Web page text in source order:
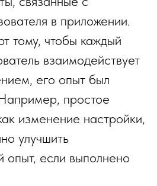
в приложении.
тому, чтобы каждый
взаимодействует
его опыт был
простое
изменение настройки,
улучшить
опыт, если выполнено